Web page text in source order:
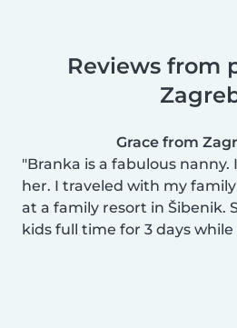
Reviews from
Grace from
Branka is a fabulous nanny.
her. I traveled with my
at a family resort in Šibenik.
kids full time for 3 days